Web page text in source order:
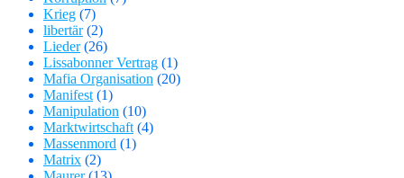
Krieg (7)
libertär(2)
Lieder(26)
Lissabonner Vertrag (1)
Mafia Organisation (20)
Manifest(1)
Manipulation (10)
Marktwirtschaft(4)
Massenmord (1)
Matrix (2)